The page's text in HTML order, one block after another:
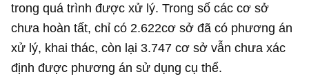
trong quá trình được xử lý. Trong số các cơ sở
chưa hoàn tất, chỉ có 2.622cơ sở đã có phương án
xử lý, khai thác, còn lại 3.747 cơ sở vẫn chưa xác
định được phương án sử dụng cụ thể.